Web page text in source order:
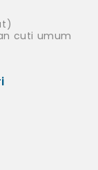
cuti umum